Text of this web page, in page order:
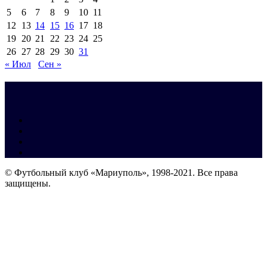
5
6 7 8 9 10 11
12
13 14 15 16 17 18
19 20 21 22 23 24 25
26 27 28 29 30 31
« Июл
Сен »
© Футбольный клуб «Мариуполь», 1998-2021. Все права
защищены.